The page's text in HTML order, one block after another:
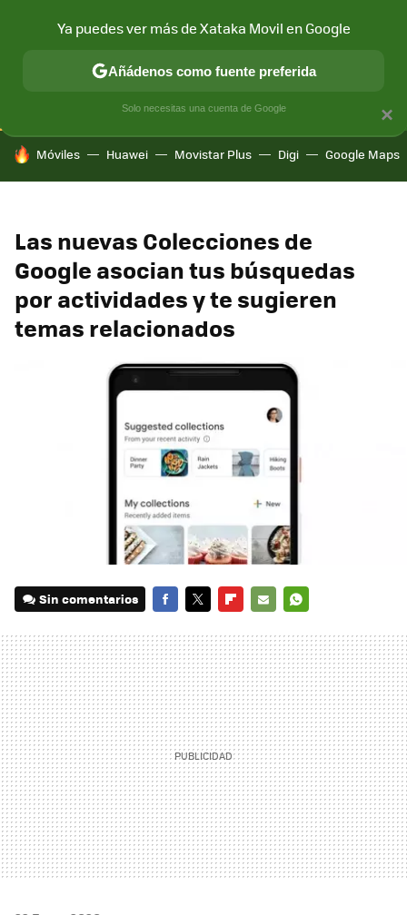
CONECTIVIDAD MÓVIL Y SOCIEDAD APLICACIONES
HOY SE HABLA DE
Móviles Huawei Movistar Plus Digi Google Maps
Las nuevas Colecciones de
Google asocian tus búsquedas
por actividades y te sugieren
temas relacionados
Sin comentarios
MAIL
×
Ya puedes ver más de Xataka Movil en Google
Añádenos como fuente preferida
Solo necesitas una cuenta de Google